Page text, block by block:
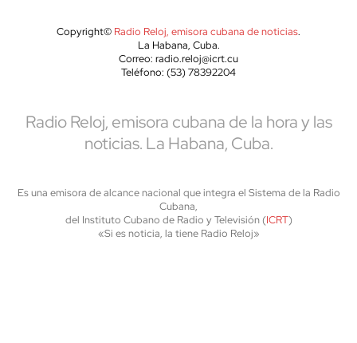
Copyright© Radio Reloj, emisora cubana de noticias.
La Habana, Cuba.
Correo: radio.reloj@icrt.cu
Teléfono: (53) 78392204
Radio Reloj, emisora cubana de la hora y las
noticias. La Habana, Cuba.
Es una emisora de alcance nacional que integra el Sistema de la Radio
Cubana,
del Instituto Cubano de Radio y Televisión (ICRT)
«Si es noticia, la tiene Radio Reloj»